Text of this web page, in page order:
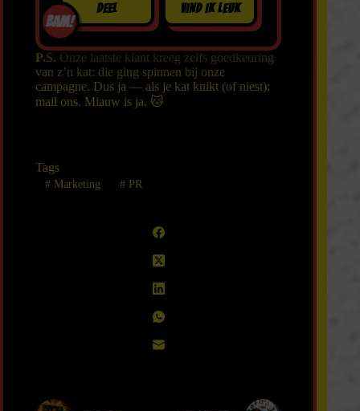
BAM!
DEEL VIND IK LEUK
P.S. Onze laatste klant kreeg zelfs goedkeuring
van z’n kat: die ging spinnen bij onze
campagne. Dus ja — als je kat knikt (of niest):
mail ons. Miauw is ja. 🐱
Tags
#Marketing #PR